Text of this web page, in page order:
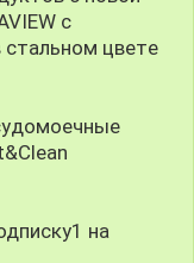
с
стальном цветe
на